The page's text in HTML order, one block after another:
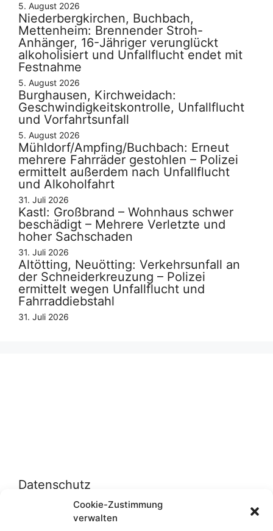
Cookie-Zustimmung
verwalten
5. August 2026
Niederbergkirchen, Buchbach,
Mettenheim: Brennender Stroh-
Anhänger, 16-Jähriger verunglückt
alkoholisiert und Unfallflucht endet mit
Festnahme
5. August 2026
Burghausen, Kirchweidach:
Geschwindigkeitskontrolle, Unfallflucht
und Vorfahrtsunfall
5. August 2026
Mühldorf/Ampfing/Buchbach: Erneut
mehrere Fahrräder gestohlen – Polizei
ermittelt außerdem nach Unfallflucht
und Alkoholfahrt
31. Juli 2026
Kastl: Großbrand – Wohnhaus schwer
beschädigt – Mehrere Verletzte und
hoher Sachschaden
31. Juli 2026
Altötting, Neuötting: Verkehrsunfall an
der Schneiderkreuzung – Polizei
ermittelt wegen Unfallflucht und
Fahrraddiebstahl
31. Juli 2026
Datenschutz
Datenschutzerklärung